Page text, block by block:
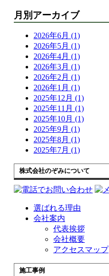
月別アーカイブ
2026年6月 (1)
2026年5月 (1)
2026年4月 (1)
2026年3月 (1)
2026年2月 (1)
2026年1月 (1)
2025年12月 (1)
2025年11月 (1)
2025年10月 (1)
2025年9月 (1)
2025年8月 (1)
2025年7月 (1)
株式会社のぞみについて
選ばれる理由
会社案内
代表挨拶
会社概要
アクセスマップ
施工事例